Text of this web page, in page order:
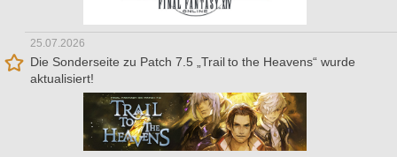
25.07.2026
Die Sonderseite zu Patch 7.5 „Trail to the Heavens“ wurde
aktualisiert!